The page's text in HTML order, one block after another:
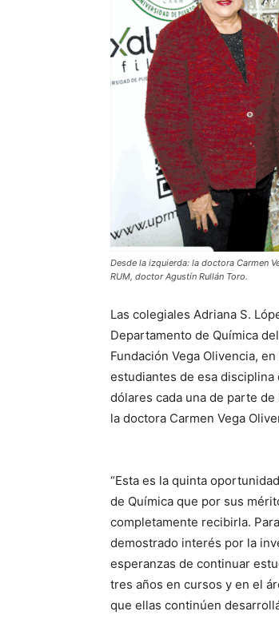
Desde la izquierda: la doctora Carmen
RUM, doctor Agustín Rullán Toro.
Las colegiales Adriana S.
Departamento de Química
Fundación Vega Olivencia,
estudiantes de esa
dólares cada una de parte
la doctora Carmen Vega
“Esta es la quinta
de Química que por sus
completamente recibirla.
demostrado interés por la
esperanzas de continuar
tres años en cursos y en el
que ellas continúen